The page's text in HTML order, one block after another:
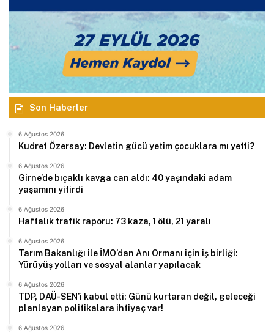
Son Haberler
6 Ağustos 2026
Kudret Özersay: Devletin gücü yetim çocuklara mı yetti?
6 Ağustos 2026
Girne’de bıçaklı kavga can aldı: 40 yaşındaki adam
yaşamını yitirdi
6 Ağustos 2026
Haftalık trafik raporu: 73 kaza, 1 ölü, 21 yaralı
6 Ağustos 2026
Tarım Bakanlığı ile İMO’dan Anı Ormanı için iş birliği:
Yürüyüş yolları ve sosyal alanlar yapılacak
6 Ağustos 2026
TDP, DAÜ-SEN’i kabul etti: Günü kurtaran değil, geleceği
planlayan politikalara ihtiyaç var!
6 Ağustos 2026